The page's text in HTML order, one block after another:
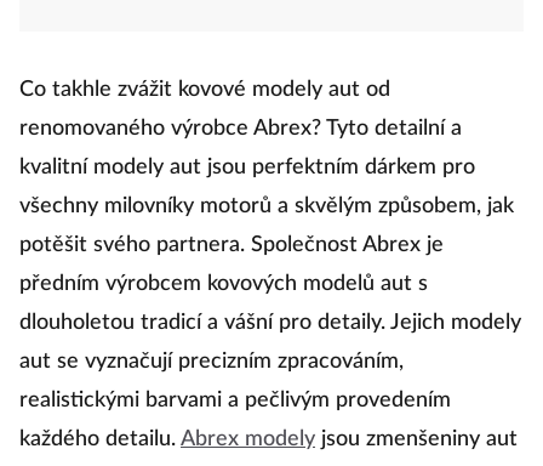
Co takhle zvážit kovové modely aut od
renomovaného výrobce Abrex? Tyto detailní a
kvalitní modely aut jsou perfektním dárkem pro
všechny milovníky motorů a skvělým způsobem, jak
potěšit svého partnera. Společnost Abrex je
předním výrobcem kovových modelů aut s
dlouholetou tradicí a vášní pro detaily. Jejich modely
aut se vyznačují precizním zpracováním,
realistickými barvami a pečlivým provedením
každého detailu. Abrex modely jsou zmenšeniny aut